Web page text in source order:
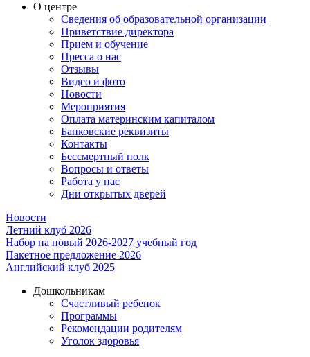
О центре
Сведения об образовательной организации
Приветствие директора
Прием и обучение
Пресса о нас
Отзывы
Видео и фото
Новости
Мероприятия
Оплата материнским капиталом
Банковские реквизиты
Контакты
Бессмертный полк
Вопросы и ответы
Работа у нас
Дни открытых дверей
Новости
Летний клуб 2026
Набор на новый 2026-2027 учебный год
Пакетное предложение 2026
Английский клуб 2025
Дошкольникам
Счастливый ребенок
Программы
Рекомендации родителям
Уголок здоровья